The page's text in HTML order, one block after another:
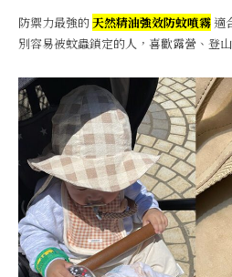
防禦力最強的天然精油強效防蚊噴霧 適
別容易被蚊蟲鎖定的人，喜歡露營、登